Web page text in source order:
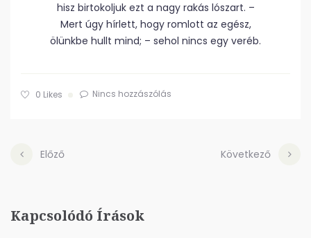
hisz birtokoljuk ezt a nagy rakás lószart. –
Mert úgy hírlett, hogy romlott az egész,
ölünkbe hullt mind; – sehol nincs egy veréb.
0 Likes Nincs hozzászólás
Előző Következő
Kapcsolódó Írások